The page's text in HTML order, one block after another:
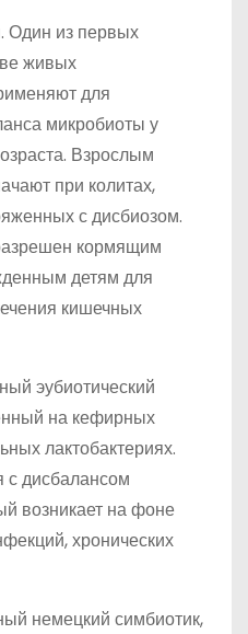
. Один из первых
живых
для
микробиоты у
Взрослым
при колитах,
с дисбиозом.
кормящим
детям для
кишечных
эубиотический
на кефирных
лактобактериях.
с дисбалансом
возникает на фоне
хронических
немецкий симбиотик,